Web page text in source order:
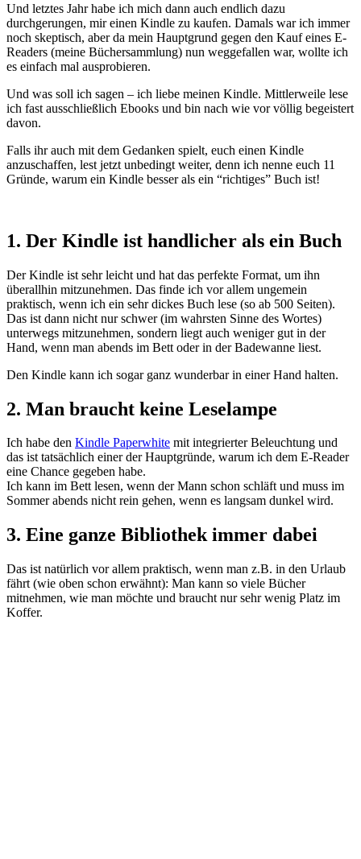
Und letztes Jahr habe ich mich dann auch endlich dazu
durchgerungen, mir einen Kindle zu kaufen. Damals war ich immer
noch skeptisch, aber da mein Hauptgrund gegen den Kauf eines E-
Readers (meine Büchersammlung) nun weggefallen war, wollte ich
es einfach mal ausprobieren.
Und was soll ich sagen – ich liebe meinen Kindle. Mittlerweile lese
ich fast ausschließlich Ebooks und bin nach wie vor völlig begeistert
davon.
Falls ihr auch mit dem Gedanken spielt, euch einen Kindle
anzuschaffen, lest jetzt unbedingt weiter, denn ich nenne euch 11
Gründe, warum ein Kindle besser als ein “richtiges” Buch ist!
1. Der Kindle ist handlicher als ein Buch
Der Kindle ist sehr leicht und hat das perfekte Format, um ihn
überallhin mitzunehmen. Das finde ich vor allem ungemein
praktisch, wenn ich ein sehr dickes Buch lese (so ab 500 Seiten).
Das ist dann nicht nur schwer (im wahrsten Sinne des Wortes)
unterwegs mitzunehmen, sondern liegt auch weniger gut in der
Hand, wenn man abends im Bett oder in der Badewanne liest.
Den Kindle kann ich sogar ganz wunderbar in einer Hand halten.
2. Man braucht keine Leselampe
Ich habe den Kindle Paperwhite mit integrierter Beleuchtung und
das ist tatsächlich einer der Hauptgründe, warum ich dem E-Reader
eine Chance gegeben habe.
Ich kann im Bett lesen, wenn der Mann schon schläft und muss im
Sommer abends nicht rein gehen, wenn es langsam dunkel wird.
3. Eine ganze Bibliothek immer dabei
Das ist natürlich vor allem praktisch, wenn man z.B. in den Urlaub
fährt (wie oben schon erwähnt): Man kann so viele Bücher
mitnehmen, wie man möchte und braucht nur sehr wenig Platz im
Koffer.